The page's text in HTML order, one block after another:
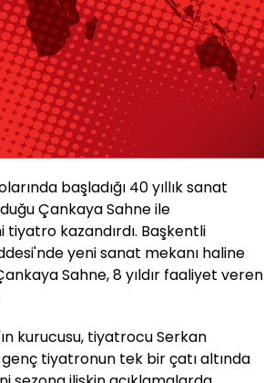
başladığı 40 yıllık sanat
Çankaya Sahne ile
kazandırdı. Başkentli
yeni sanat mekanı haline
Sahne, 8 yıldır faaliyet veren
kurucusu, tiyatrocu Serkan
tiyatronun tek bir çatı altında